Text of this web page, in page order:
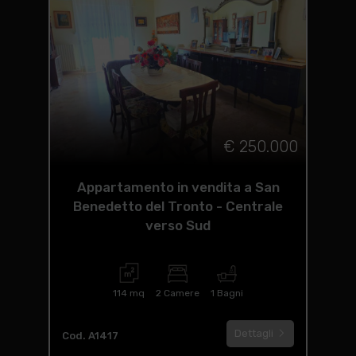
€ 250.000
Appartamento in vendita a San
Benedetto del Tronto - Centrale
verso Sud
114 mq 2 Camere 1 Bagni
Cod. A1417 Dettagli